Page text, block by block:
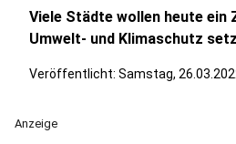
Viele Städte wollen heute ein
Umwelt- und Klimaschutz
Veröffentlicht: Samstag,
Anzeige